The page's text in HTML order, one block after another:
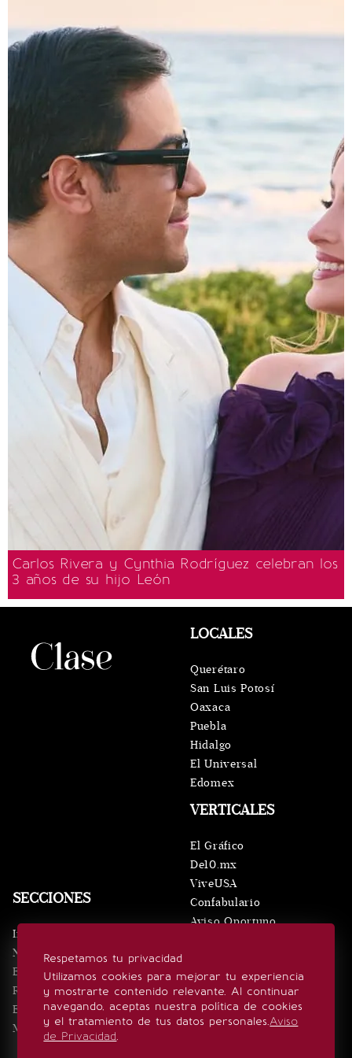
Carlos Rivera y Cynthia Rodríguez celebran los
3 años de su hijo León
Respetamos tu privacidad
Utilizamos cookies para mejorar tu experiencia
y mostrarte contenido relevante. Al continuar
navegando, aceptas nuestra política de cookies
y el tratamiento de tus datos personales.Aviso
de Privacidad.
SECCIONES
Inicio
Noticias
Eventos
Realeza
Estilo de vida
Minuto x Minuto
VERTICALES
El Gráfico
De10.mx
ViveUSA
Confabulario
Aviso Oportuno
LOCALES
Querétaro
San Luis Potosí
Oaxaca
Puebla
Hidalgo
El Universal
Edomex
SÍGUENOS